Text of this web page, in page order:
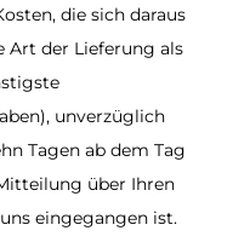
die sich daraus
Art der Lieferung als
unverzüglich
Tagen ab dem Tag
über Ihren
eingegangen ist.